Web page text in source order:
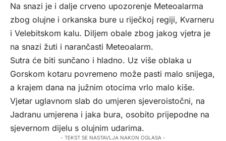
Na snazi je i dalje crveno upozorenje Meteoalarma
zbog olujne i orkanska bure u riječkoj regiji, Kvarneru
i Velebitskom kalu. Diljem obale zbog jakog vjetra je
na snazi žuti i narančasti Meteoalarm.
Sutra će biti sunčano i hladno. Uz više oblaka u
Gorskom kotaru povremeno može pasti malo snijega,
a krajem dana na južnim otocima vrlo malo kiše.
Vjetar uglavnom slab do umjeren sjeveroistočni, na
Jadranu umjerena i jaka bura, osobito prijepodne na
sjevernom dijelu s olujnim udarima.
- TEKST SE NASTAVLJA NAKON OGLASA -